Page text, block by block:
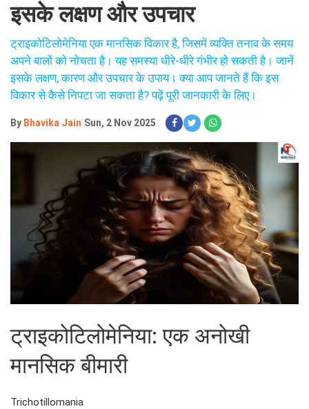
इसके लक्षण और उपचार
ट्राइकोटिलोमेनिया एक मानसिक विकार है, जिसमें व्यक्ति तनाव के समय
अपने बालों को नोचता है। यह समस्या धीरे-धीरे गंभीर हो सकती है। जानें
इसके लक्षण, कारण और उपचार के उपाय। क्या आप जानते हैं कि इस
विकार से कैसे निपटा जा सकता है? पढ़ें पूरी जानकारी के लिए।
By Bhavika Jain Sun, 2 Nov 2025
ट्राइकोटिलोमेनिया: एक अनोखी
मानसिक बीमारी
Trichotillomania